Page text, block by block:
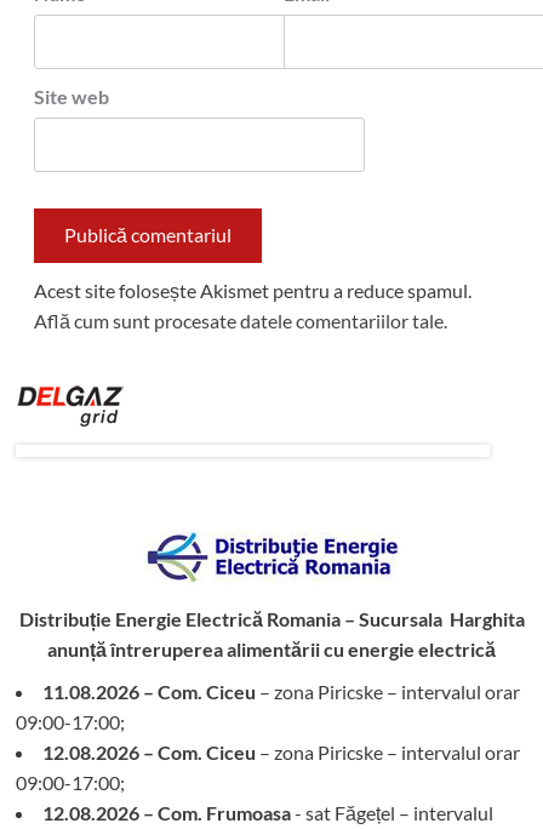
Site web
Acest site folosește Akismet pentru a reduce spamul.
Află cum sunt procesate datele comentariilor tale.
Distribuție Energie Electrică Romania – Sucursala Harghita
anunță întreruperea alimentării cu energie electrică
11.08.2026 – Com. Ciceu – zona Piricske – intervalul orar
09:00-17:00;
12.08.2026 – Com. Ciceu – zona Piricske – intervalul orar
09:00-17:00;
12.08.2026 – Com. Frumoasa- sat Făgețel – intervalul